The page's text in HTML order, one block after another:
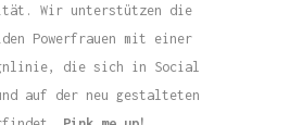
Wir unterstützen die
Powerfrauen mit einer
die sich in Social
auf der neu gestalteten